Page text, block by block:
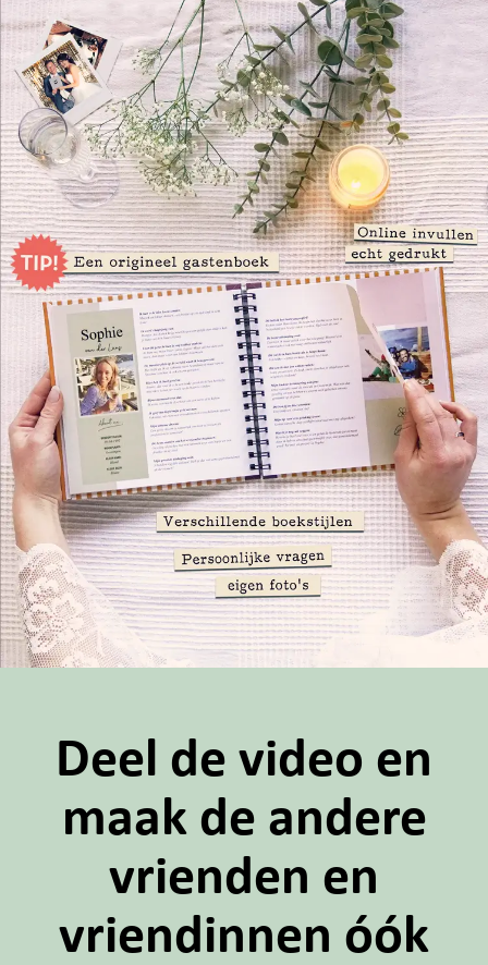
Deel de video en
maak de andere
vrienden en
vriendinnen óók